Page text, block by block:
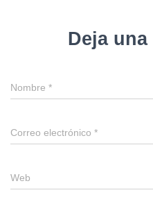
Deja
Nombre *
Correo electrónico *
Web